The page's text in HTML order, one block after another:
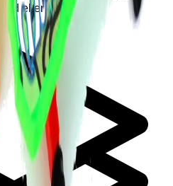
eller bestilling.